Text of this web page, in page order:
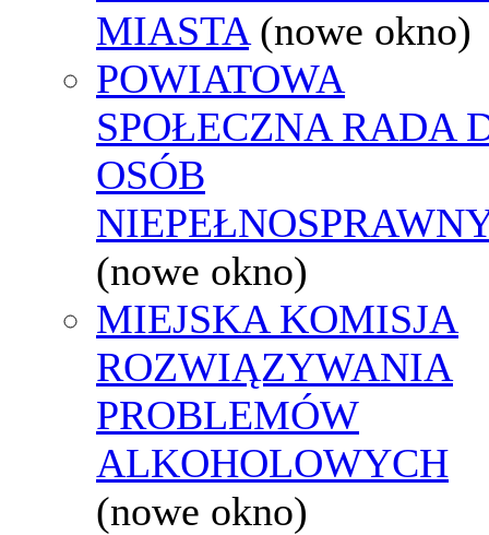
MIASTA (nowe okno)
POWIATOWA
SPOŁECZNA RADA
OSÓB
(nowe okno)
MIEJSKA KOMISJA
ROZWIĄZYWANIA
PROBLEMÓW
ALKOHOLOWYCH
(nowe okno)